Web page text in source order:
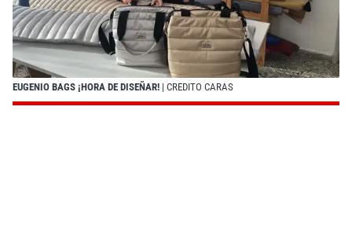
EUGENIO BAGS ¡HORA DE DISEÑAR! | CREDITO CARAS